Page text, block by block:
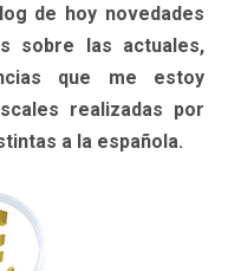
de hoy novedades
sobre las actuales,
que me estoy
realizadas por
a la española.